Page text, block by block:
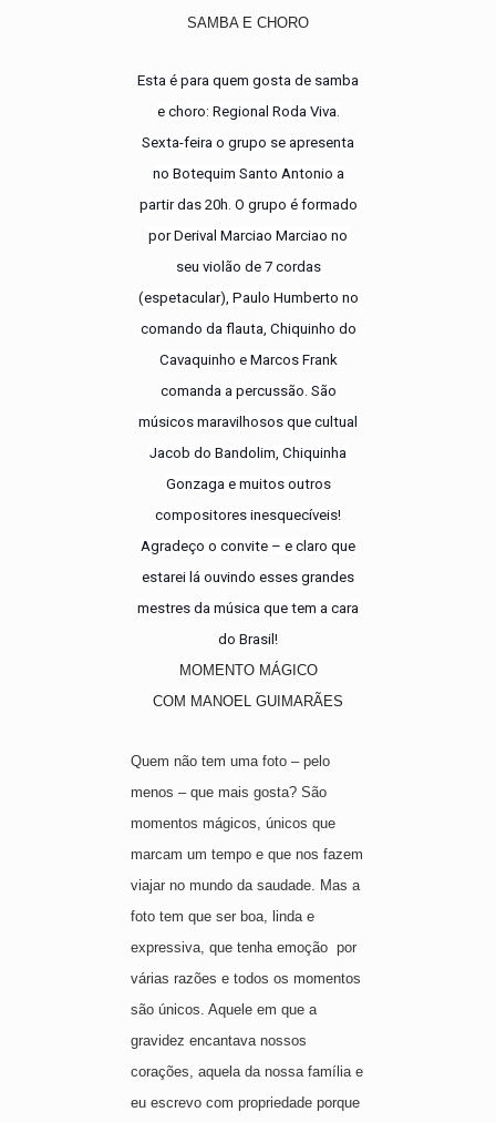
SAMBA E CHORO
Esta é para quem gosta de samba
e choro: Regional Roda Viva.
Sexta-feira o grupo se apresenta
no Botequim Santo Antonio a
partir das 20h. O grupo é formado
por Derival Marciao Marciao no
seu violão de 7 cordas
(espetacular), Paulo Humberto no
comando da flauta, Chiquinho do
Cavaquinho e Marcos Frank
comanda a percussão. São
músicos maravilhosos que cultual
Jacob do Bandolim, Chiquinha
Gonzaga e muitos outros
compositores inesquecíveis!
Agradeço o convite – e claro que
estarei lá ouvindo esses grandes
mestres da música que tem a cara
do Brasil!
MOMENTO MÁGICO
COM MANOEL GUIMARÃES
Quem não tem uma foto – pelo
menos – que mais gosta? São
momentos mágicos, únicos que
marcam um tempo e que nos fazem
viajar no mundo da saudade. Mas a
foto tem que ser boa, linda e
expressiva, que tenha emoção por
várias razões e todos os momentos
são únicos. Aquele em que a
gravidez encantava nossos
corações, aquela da nossa família e
eu escrevo com propriedade porque